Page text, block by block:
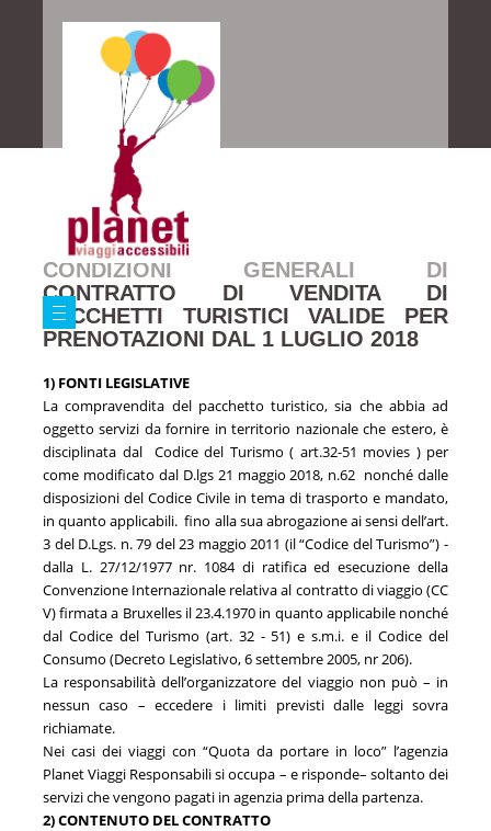
Viaggiare con noi
Viaggiare con noi
CONDIZIONI GENERALI DI
CONTRATTO DI VENDITA DI
PACCHETTI TURISTICI VALIDE PER
PRENOTAZIONI DAL 1 LUGLIO 2018
1) FONTI LEGISLATIVE
La compravendita del pacchetto turistico, sia che abbia ad
oggetto servizi da fornire in territorio nazionale che estero, è
disciplinata dal Codice del Turismo ( art.32-51 movies ) per
come modificato dal D.lgs 21 maggio 2018, n.62 nonché dalle
disposizioni del Codice Civile in tema di trasporto e mandato,
in quanto applicabili. fino alla sua abrogazione ai sensi dell’art.
3 del D.Lgs. n. 79 del 23 maggio 2011 (il “Codice del Turismo”) -
dalla L. 27/12/1977 nr. 1084 di ratifica ed esecuzione della
Convenzione Internazionale relativa al contratto di viaggio (CC
V) firmata a Bruxelles il 23.4.1970 in quanto applicabile nonché
dal Codice del Turismo (art. 32 - 51) e s.m.i. e il Codice del
Consumo (Decreto Legislativo, 6 settembre 2005, nr 206).
La responsabilità dell’organizzatore del viaggio non può – in
nessun caso – eccedere i limiti previsti dalle leggi sovra
richiamate.
Nei casi dei viaggi con “Quota da portare in loco” l’agenzia
Planet Viaggi Responsabili si occupa – e risponde– soltanto dei
servizi che vengono pagati in agenzia prima della partenza.
2) CONTENUTO DEL CONTRATTO